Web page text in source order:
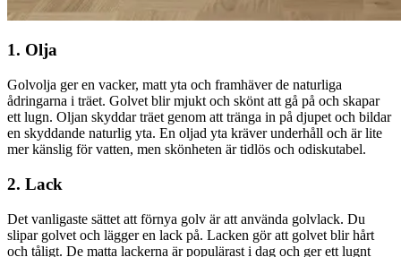
1. Olja
Golvolja ger en vacker, matt yta och framhäver de naturliga
ådringarna i träet. Golvet blir mjukt och skönt att gå på och skapar
ett lugn. Oljan skyddar träet genom att tränga in på djupet och bildar
en skyddande naturlig yta. En oljad yta kräver underhåll och är lite
mer känslig för vatten, men skönheten är tidlös och odiskutabel.
2. Lack
Det vanligaste sättet att förnya golv är att använda golvlack. Du
slipar golvet och lägger en lack på. Lacken gör att golvet blir hårt
och tåligt. De matta lackerna är populärast i dag och ger ett lugnt